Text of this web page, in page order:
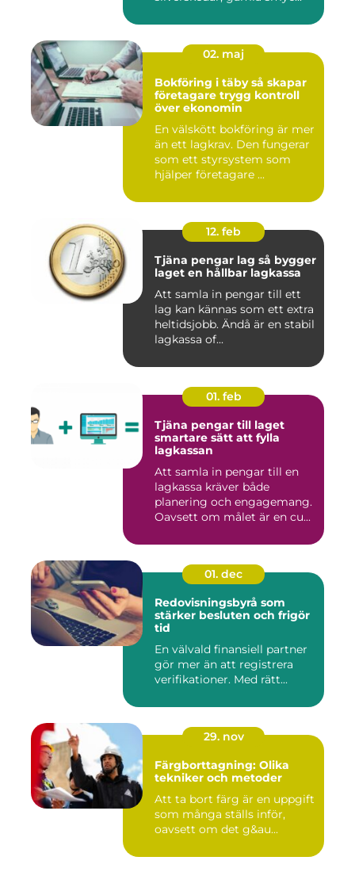
02. maj
Bokföring i täby så skapar
företagare trygg kontroll
över ekonomin
En välskött bokföring är mer
än ett lagkrav. Den fungerar
som ett styrsystem som
hjälper företagare ...
12. feb
Tjäna pengar lag så bygger
laget en hållbar lagkassa
Att samla in pengar till ett
lag kan kännas som ett extra
heltidsjobb. Ändå är en stabil
lagkassa of...
01. feb
Tjäna pengar till laget
smartare sätt att fylla
lagkassan
Att samla in pengar till en
lagkassa kräver både
planering och engagemang.
Oavsett om målet är en cu...
01. dec
Redovisningsbyrå som
stärker besluten och frigör
tid
En välvald finansiell partner
gör mer än att registrera
verifikationer. Med rätt...
29. nov
Färgborttagning: Olika
tekniker och metoder
Att ta bort färg är en uppgift
som många ställs inför,
oavsett om det g&au...